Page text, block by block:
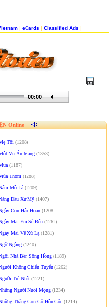
| eCards | Classified Ads |
00:00
Online
Tôi (1208)
Vụ Án Mạng (1353)
(1187)
Thơm (1288)
Mồ Lá (1209)
Dâu Xứ Mỹ (1407)
Con Hân Hoan (1208)
Mai Em Sẽ Ðến (1261)
Mai Về Xứ Lạ (1281)
Ngàng (1240)
Nhà Bên Sông Hồng (1189)
Không Chiến Tuyến (1262)
Trẻ Nhất (1221)
Người Nuôi Mộng (1234)
Thằng Con Cô Hồn Cốc (1214)